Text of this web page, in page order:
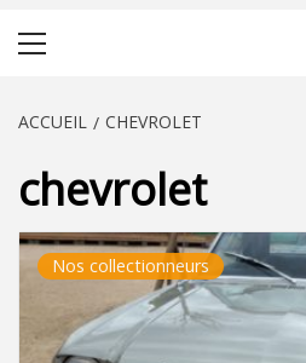
ACCUEIL CHEVROLET
chevrolet
Nos collectionneurs